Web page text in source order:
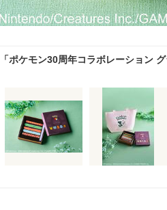
「ポケモン30周年コラボレーション